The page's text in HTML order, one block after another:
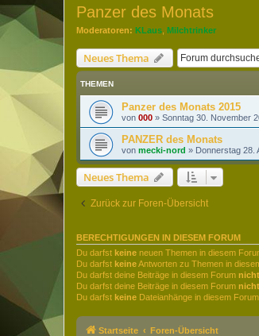
Panzer des Monats
Moderatoren: KLaus Milchtrinker
Neues Thema
THEMEN
Panzer des Monats 2015
von 000 » Sonntag 30. November
PANZER des Monats
von mecki-nord » Donnerstag 28.
Neues Thema
Zurück zur Foren-Übersicht
BERECHTIGUNGEN IN DIESEM FORUM
Du darfst keine neuen Themen in diesem
Du darfst keineAntworten zu Themen in
Du darfst deine Beiträge in diesem Forum nicht
Du darfst deine Beiträge in diesem Forum nicht
Du darfst keine Dateianhänge in diesem
Startseite Foren-Übersicht